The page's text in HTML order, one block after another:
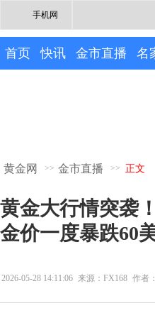
手机网
首页 快讯 金市直播 名
黄金网 >> 金市直播 >> 正文
黄金大行情突袭
金价一度暴跌60
2026-05-28 14:11:06 来源：FX168 作者：